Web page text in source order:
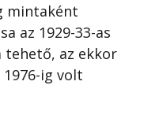
mintaként
az 1929-33-as
tehető, az ekkor
ig volt